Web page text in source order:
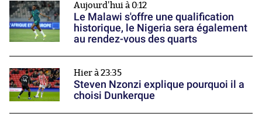
Aujourd'hui à 0:12
Le Malawi s'offre une qualification
historique, le Nigeria sera également
au rendez-vous des quarts
Hier à 23:35
Steven Nzonzi explique pourquoi il a
choisi Dunkerque